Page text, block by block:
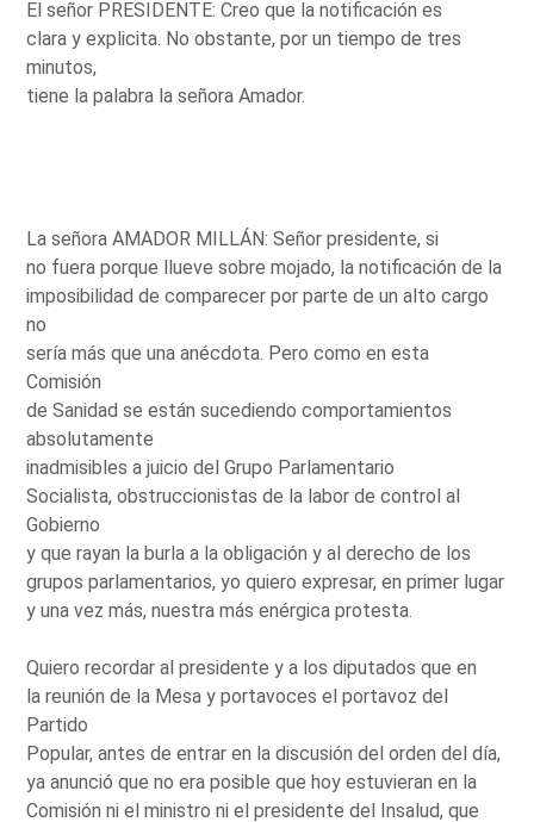
El señor PRESIDENTE: Creo que la notificación es
clara y explicita. No obstante, por un tiempo de tres
minutos,
tiene la palabra la señora Amador.
La señora AMADOR MILLÁN: Señor presidente, si
no fuera porque llueve sobre mojado, la notificación de la
imposibilidad de comparecer por parte de un alto cargo
no
sería más que una anécdota. Pero como en esta
Comisión
de Sanidad se están sucediendo comportamientos
absolutamente
inadmisibles a juicio del Grupo Parlamentario
Socialista, obstruccionistas de la labor de control al
Gobierno
y que rayan la burla a la obligación y al derecho de los
grupos parlamentarios, yo quiero expresar, en primer lugar
y una vez más, nuestra más enérgica protesta.
Quiero recordar al presidente y a los diputados que en
la reunión de la Mesa y portavoces el portavoz del
Partido
Popular, antes de entrar en la discusión del orden del día,
ya anunció que no era posible que hoy estuvieran en la
Comisión ni el ministro ni el presidente del Insalud, que